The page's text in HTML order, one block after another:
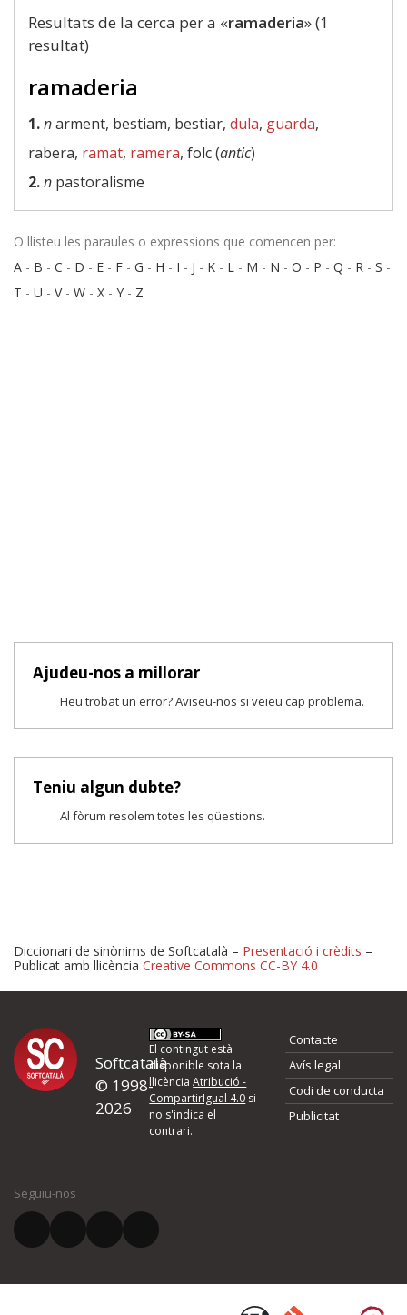
Resultats de la cerca per a «ramaderia» (1
resultat)
ramaderia
1.narment, bestiam, bestiar, dula, guarda,
rabera, ramat, ramera, folc (antic)
2.n pastoralisme
O llisteu les paraules o expressions que comencen per:
A - B - C - D - E - F - G - H - I - J - K - L - M - N - O - P - Q - R - S -
T - U - V- W - X - Y - Z
Ajudeu-nos a millorar
Heu trobat un error? Aviseu-nos si veieu cap problema.
Teniu algun dubte?
Al fòrum resolem totes les qüestions.
Proposeu-nos millores o
d'errors
Si heu trobat un error o voleu proposar alguna millora, ompliu els
quina és la millora que proposeu o l'error del qual voleu informar-
El vostre correu electrònic *
Diccionari de sinònims de Softcatalà – Presentació i crèdits –
Publicat amb llicència Creative Commons CC-BY 4.0
Softcatalà
© 1998-
2026
El contingut està
disponible sota la
llicènciaAtribució -
CompartirIgual 4.0 si
no s'indica el
contrari.
Contacte
Avís legal
Codi de conducta
Publicitat
Seguiu-nos